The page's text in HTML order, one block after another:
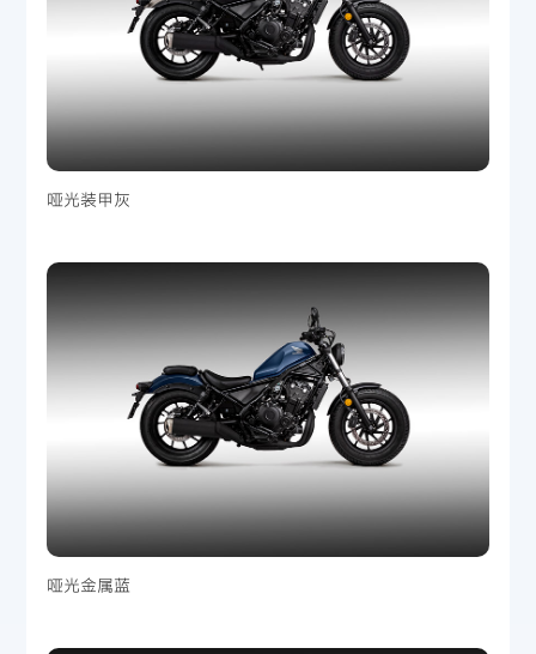
哑光装甲灰
哑光金属蓝